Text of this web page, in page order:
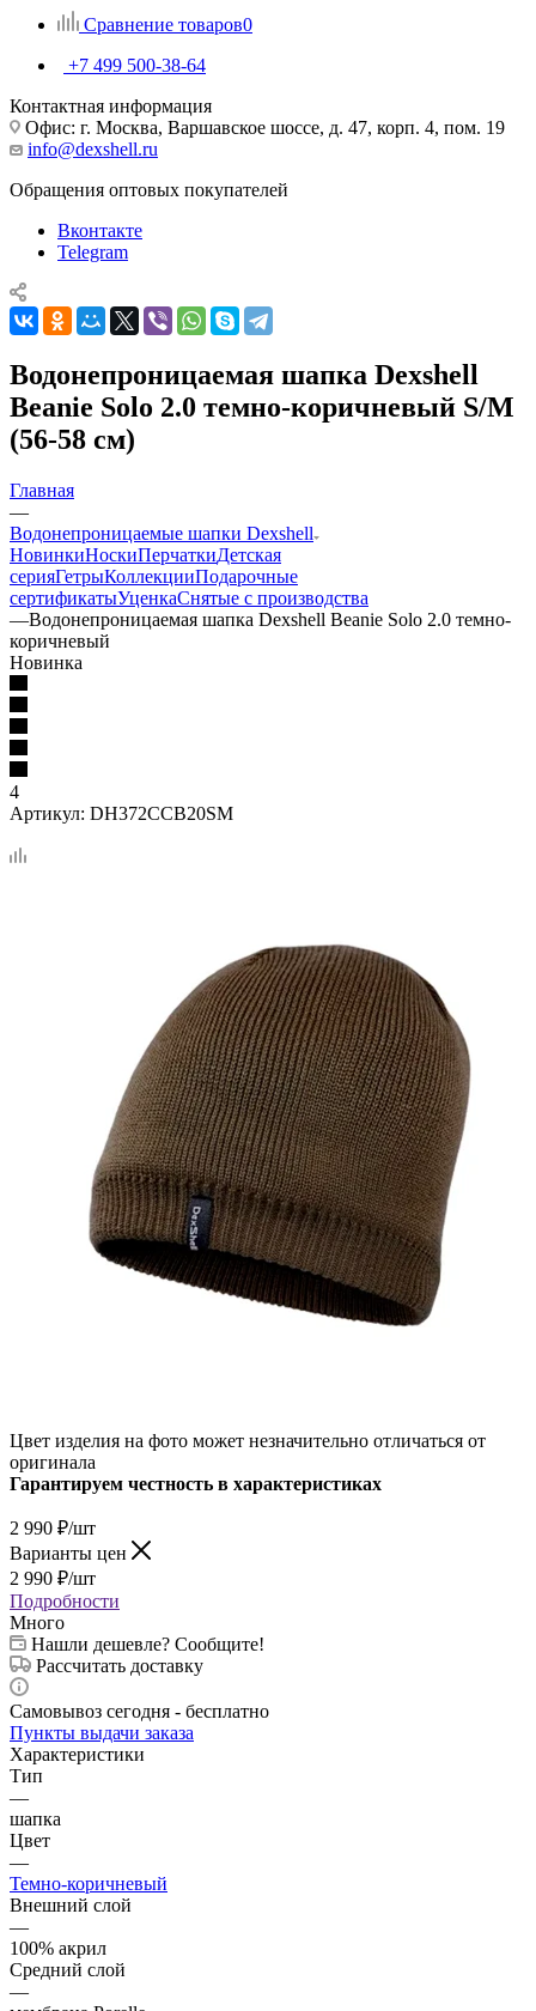
Сравнение товаров0
+7 499 500-38-64
Контактная информация
Офис: г. Москва, Варшавское шоссе, д. 47, корп. 4, пом. 19
info@dexshell.ru
Обращения оптовых покупателей
Вконтакте
Telegram
Водонепроницаемая шапка Dexshell
Beanie Solo 2.0 темно-коричневый S/M
(56-58 см)
Главная
—
Водонепроницаемые шапки Dexshell
НовинкиНоскиПерчаткиДетская
серияГетрыКоллекцииПодарочные
сертификатыУценкаСнятые с производства
—Водонепроницаемая шапка Dexshell Beanie Solo 2.0 темно-
коричневый
Новинка
4
Артикул: DH372CCB20SM
Цвет изделия на фото может незначительно отличаться от
оригинала
Гарантируем честность в характеристиках
2 990 ₽/шт
Варианты цен
2 990 ₽/шт
Подробности
Много
Нашли дешевле? Сообщите!
Рассчитать доставку
Самовывоз сегодня - бесплатно
Пункты выдачи заказа
Характеристики
Тип
—
шапка
Цвет
—
Темно-коричневый
Внешний слой
—
100% акрил
Средний слой
—